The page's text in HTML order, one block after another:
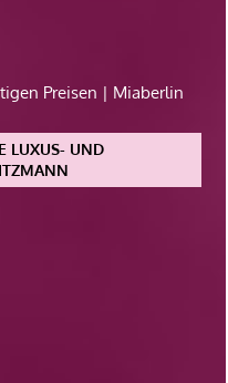
Preisen | Miaberlin
LUXUS- UND